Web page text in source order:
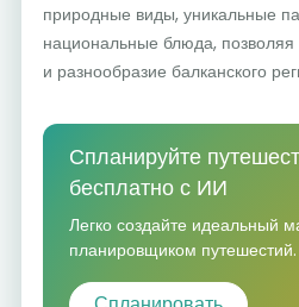
природные виды, уникальные
национальные блюда, позволяя
и разнообразие балканского
Спланируйте
бесплатно с ИИ
Легко создайте идеальный
планировщиком путешестий.